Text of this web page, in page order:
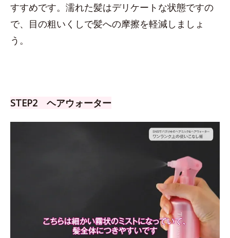
すすめです。濡れた髪はデリケートな状態ですの
で、目の粗いくしで髪への摩擦を軽減しましょ
う。
STEP2 ヘアウォーター